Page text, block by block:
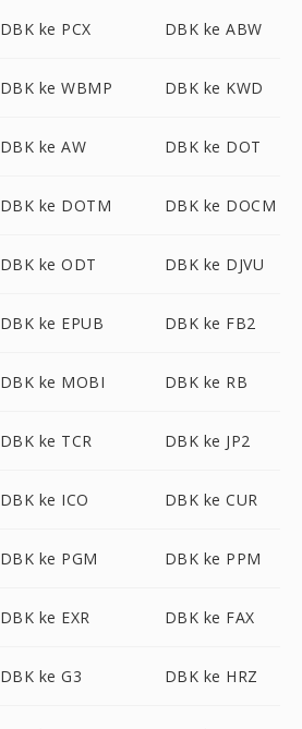
DBK ke PCX DBK ke ABW
DBK ke WBMP DBK ke KWD
DBK ke AW DBK ke DOT
DBK ke DOTM DBK ke DOCM
DBK ke ODT DBK ke DJVU
DBK ke EPUB DBK ke FB2
DBK ke MOBI DBK ke RB
DBK ke TCR DBK ke JP2
DBK ke ICO DBK ke CUR
DBK ke PGM DBK ke PPM
DBK ke EXR DBK ke FAX
DBK ke G3 DBK ke HRZ